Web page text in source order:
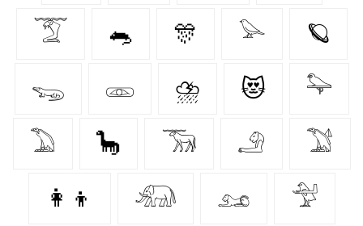
𓄆 🐀 🎊 𓅪 🪐
𓆌 𓁽 ⛈️ 😻 𓅍
𓅐 🦕 𓃞 𓄂 𓅑
👩‍👦 𓃰 𓃭 𓅴